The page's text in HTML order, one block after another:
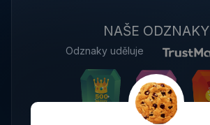
NAŠE ODZNAKY
Odznaky uděluje